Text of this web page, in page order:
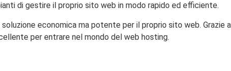
di gestire il proprio sito web in modo rapido ed efficiente.
economica ma potente per il proprio sito web. Grazie
per entrare nel mondo del web hosting.